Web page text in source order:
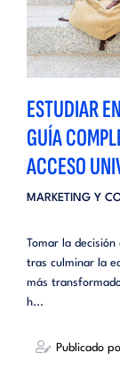
ESTUDIAR
GUÍA
ACCESO
MARKETING Y
Tomar la
tras culminar la
más
h...
Publicado